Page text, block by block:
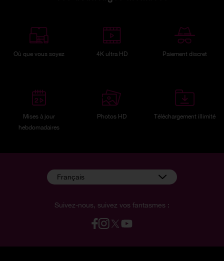
Où que vous soyez 4K ultra HD Paiement discret
Mises à jour
hebdomadaires
Photos HD Téléchargement illimité
Suivez-nous, suivez vos fantasmes :
Français